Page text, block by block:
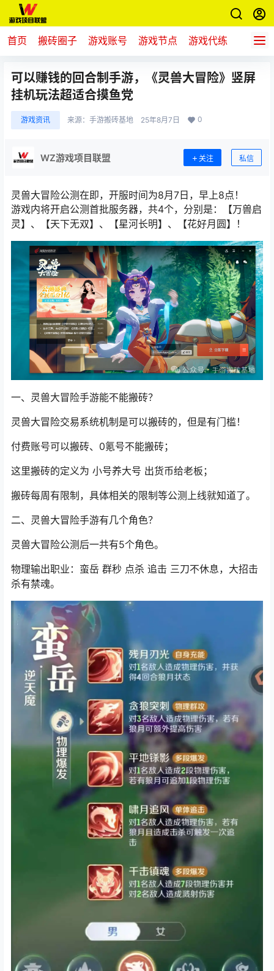
首页 搬砖圈子 游戏账号 游戏节点 游戏代练 新游推
可以赚钱的回合制手游，《灵兽大冒险》竖屏
挂机玩法超适合摸鱼党
游戏资讯 来源： 手游搬砖基地 25年8月7日 0
WZ游戏项目联盟 关注 私信
灵兽大冒险公测在即， 开服时间为8月7日，早上8点！
游戏内将开启公测首批服务器，共4个，分别是：【万兽启
灵】、【天下无双】、【星河长明】、【花好月圆】！
一、灵兽大冒险手游能不能搬砖？
灵兽大冒险交易系统机制是可以搬砖的，但是有门槛！
付费账号可以搬砖、0氪号不能搬砖；
这里搬砖的定义为 小号养大号 出货币给老板；
搬砖每周有限制，具体相关的限制等公测上线就知道了。
二、灵兽大冒险手游有几个角色？
灵兽大冒险公测后一共有5个角色。
物理输出职业：蛮岳 群秒 点杀 追击 三刀不休息，大招击
杀有禁魂。